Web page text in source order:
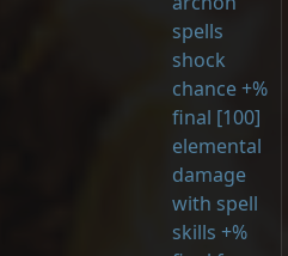
spells
shock
chance +%
final [100]
elemental
damage
with spell
skills +%